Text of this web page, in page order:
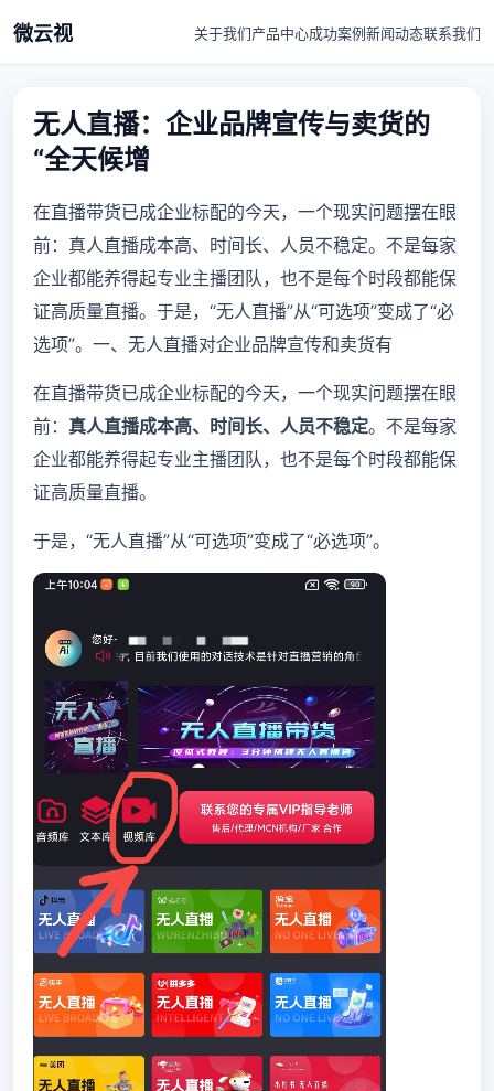
微云视 关于我们产品中心成功案例新闻动态联系我们
无人直播：企业品牌宣传与卖货的
“全天候增
在直播带货已成企业标配的今天，一个现实问题摆在眼
前：真人直播成本高、时间长、人员不稳定。不是每家
企业都能养得起专业主播团队，也不是每个时段都能保
证高质量直播。于是，“无人直播”从“可选项”变成了“必
选项”。一、无人直播对企业品牌宣传和卖货有
在直播带货已成企业标配的今天，一个现实问题摆在眼
前： 真人直播成本高、时间长、人员不稳定。不是每家
企业都能养得起专业主播团队，也不是每个时段都能保
证高质量直播。
于是，“无人直播”从“可选项”变成了“必选项”。